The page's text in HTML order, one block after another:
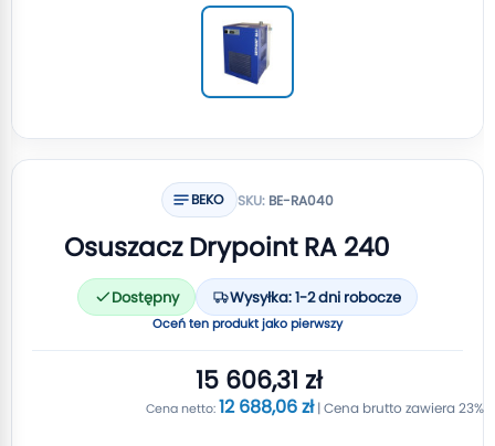
BEKO SKU: BE-RA040
Osuszacz Drypoint RA 240
Dostępny Wysyłka: 1-2 dni robocze
Oceń ten produkt jako pierwszy
15 606,31 zł
12 688,06 zł